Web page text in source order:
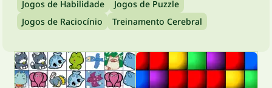
Jogos de Habilidade
Jogos de Puzzle
Jogos de Raciocínio
Treinamento Cerebral